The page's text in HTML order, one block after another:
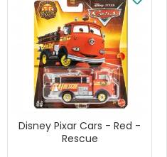
Disney Pixar Cars - Red -
Rescue